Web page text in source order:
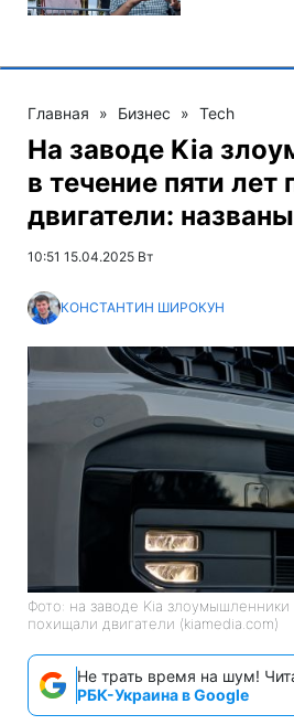
Главная » Бизнес » Tech
На заводе Kia
в течение пяти
двигатели:
10:51 15.04.2025 Вт
КОНСТАНТИН ШИРОКУН
Фото: на заводе Kia
похищали двигатели (kiamedia.com)
Не трать время на шум!
РБК-Украина в Google